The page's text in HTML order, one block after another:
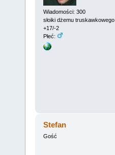
Wiadomości: 300
słoiki dżemu truskawkowego
+17/-2
Płeć:
Stefan
Gość